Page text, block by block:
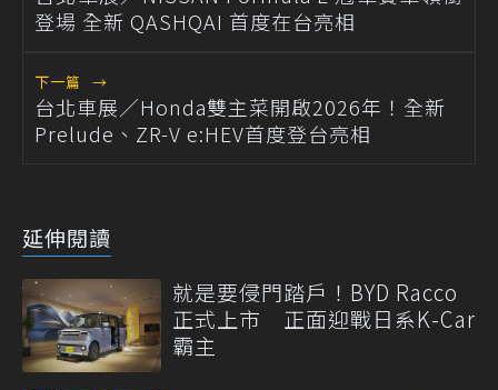
登場 全新 QASHQAI 首度在台亮相
下一篇 →
台北車展／Honda雙主菜開啟2026年！全新
Prelude、ZR-V e:HEV首度登台亮相
延伸閱讀
就是要侵門踏戶！BYD Racco
正式上市 正面迎戰日系K-Car
霸主